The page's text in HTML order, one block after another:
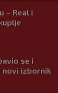
– Real i
se i
novi izbornik